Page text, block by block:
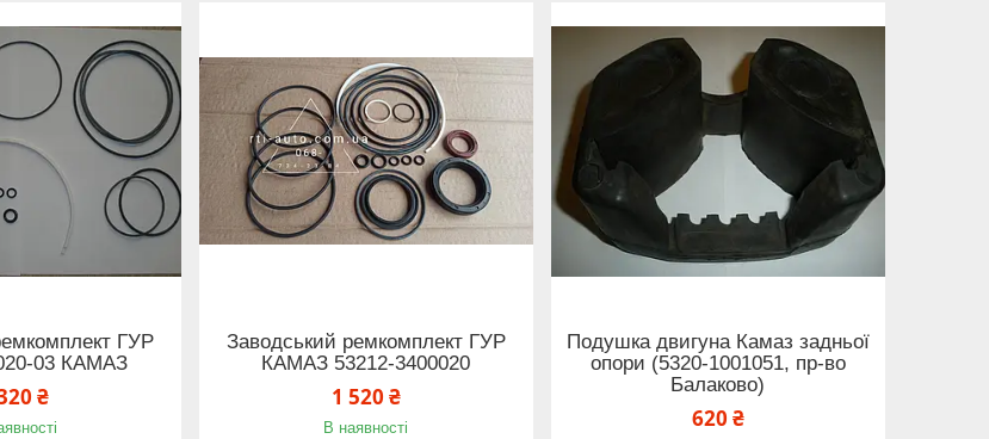
ГУР
03 КАМАЗ
₴
Заводський ремкомплект ГУР
КАМАЗ 53212-3400020
1 520 ₴
В наявності
Подушка двигуна Камаз задньої
опори (5320-1001051, пр-во
Балаково)
620 ₴